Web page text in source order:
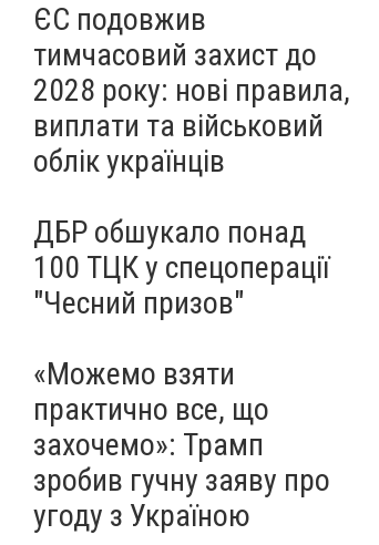
ЄС подовжив
тимчасовий захист до
2028 року: нові правила,
виплати та військовий
облік українців
ДБР обшукало понад
100 ТЦК у спецоперації
"Чесний призов"
«Можемо взяти
практично все, що
захочемо»: Трамп
зробив гучну заяву про
угоду з Україною